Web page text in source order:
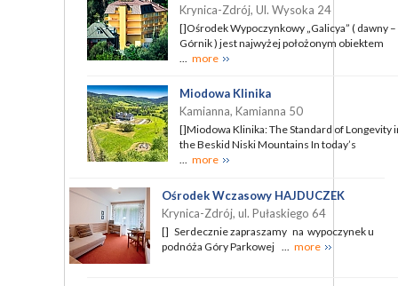
Krynica-Zdrój, Ul. Wysoka 24
[]Ośrodek Wypoczynkowy „Galicya” ( dawny –
Górnik ) jest najwyżej położonym obiektem
more
Miodowa Klinika
Kamianna, Kamianna 50
[]Miodowa Klinika: The Standard of Longevity
the Beskid Niski Mountains In today’s
more
Ośrodek Wczasowy HAJDUCZEK
Krynica-Zdrój, ul. Pułaskiego 64
[] Serdecznie zapraszamy na wypoczynek u
podnóża Góry Parkowej ...
more